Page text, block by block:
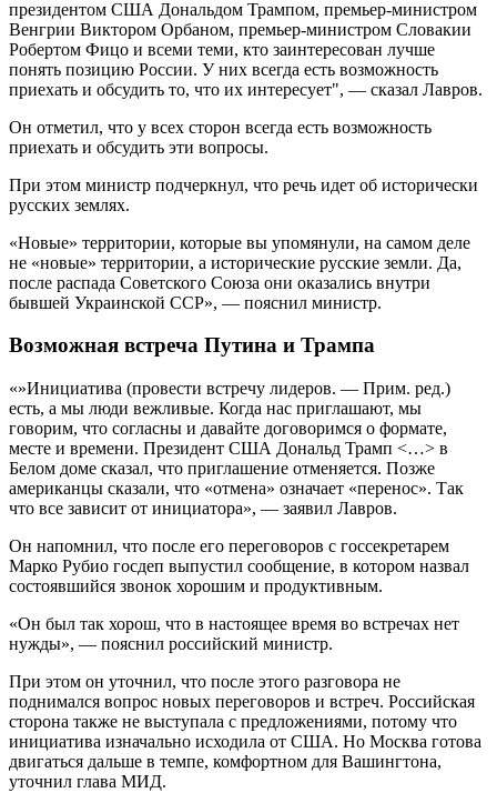
президентом США Дональдом Трампом, премьер-министром
Венгрии Виктором Орбаном, премьер-министром Словакии
Робертом Фицо и всеми теми, кто заинтересован лучше
понять позицию России. У них всегда есть возможность
приехать и обсудить то, что их интересует", — сказал Лавров.
Он отметил, что у всех сторон всегда есть возможность
приехать и обсудить эти вопросы.
При этом министр подчеркнул, что речь идет об исторически
русских землях.
«Новые» территории, которые вы упомянули, на самом деле
не «новые» территории, а исторические русские земли. Да,
после распада Советского Союза они оказались внутри
бывшей Украинской ССР», — пояснил министр.
Возможная встреча Путина и Трампа
«»Инициатива (провести встречу лидеров. — Прим. ред.)
есть, а мы люди вежливые. Когда нас приглашают, мы
говорим, что согласны и давайте договоримся о формате,
месте и времени. Президент США Дональд Трамп <…> в
Белом доме сказал, что приглашение отменяется. Позже
американцы сказали, что «отмена» означает «перенос». Так
что все зависит от инициатора», — заявил Лавров.
Он напомнил, что после его переговоров с госсекретарем
Марко Рубио госдеп выпустил сообщение, в котором назвал
состоявшийся звонок хорошим и продуктивным.
«Он был так хорош, что в настоящее время во встречах нет
нужды», — пояснил российский министр.
При этом он уточнил, что после этого разговора не
поднимался вопрос новых переговоров и встреч. Российская
сторона также не выступала с предложениями, потому что
инициатива изначально исходила от США. Но Москва готова
двигаться дальше в темпе, комфортном для Вашингтона,
уточнил глава МИД.